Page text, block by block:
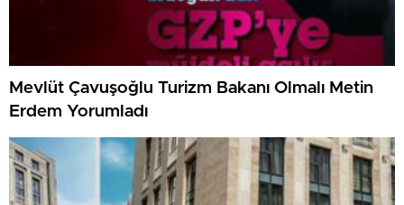
Mevlüt Çavuşoğlu Turizm Bakanı Olmalı Metin
Erdem Yorumladı